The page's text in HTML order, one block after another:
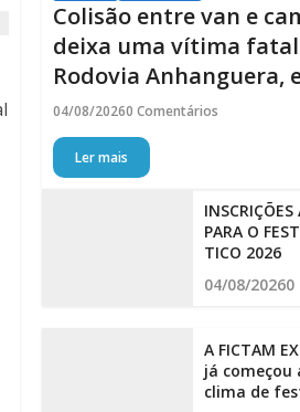
Colisão entre van e
deixa uma vítima
Rodovia Anhanguera,
04/08/20260 Comentários
Ler mais
INSCRIÇÕES
PARA O
TICO 2026
04/08/20260
A FICTAM
já começou
clima de